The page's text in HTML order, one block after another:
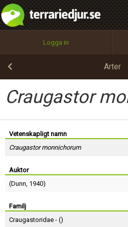
Logga in
Arter
Craugastor
Vetenskapligt namn
Craugastor monnichorum
Auktor
(Dunn, 1940)
Familj
Craugastoridae - ()
100%
OK
integritetspolicy
Namn:
Epost:
Användarnamn:
Lösenord:
Terms of Service
Begär nytt lösenord